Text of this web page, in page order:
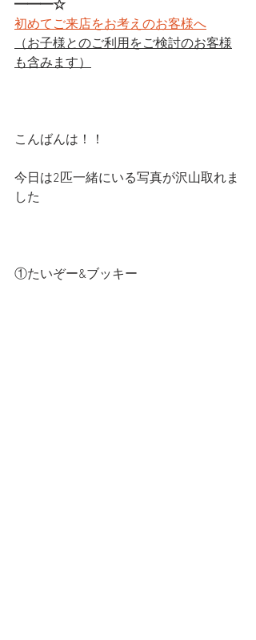
━━━☆
初めてご来店をお考えのお客様へ
（お子様とのご利用をご検討のお客様
も含みます）
こんばんは！！
今日は2匹一緒にいる写真が沢山取れま
した
①たいぞー&ブッキー